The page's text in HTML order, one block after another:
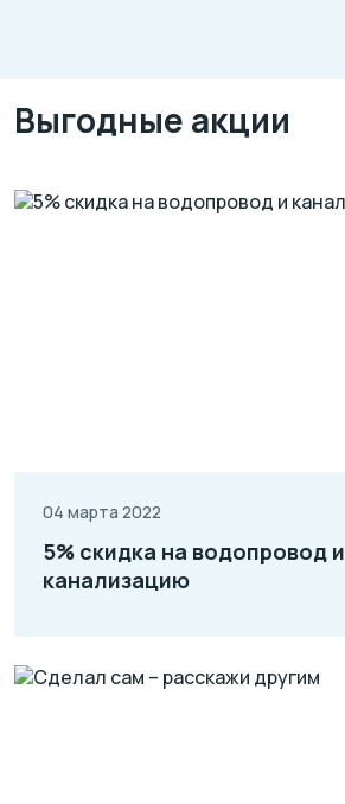
Выгодные акции
04 марта 2022
5% скидка на водопровод и
канализацию